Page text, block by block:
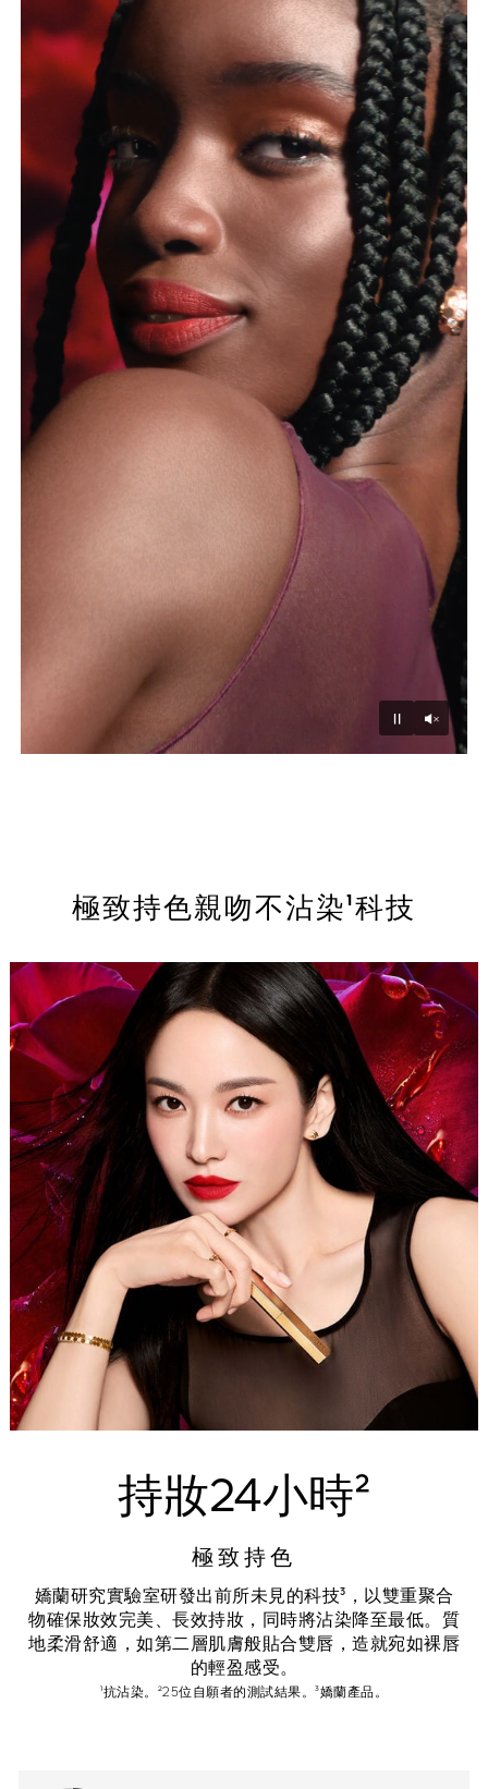
Pause
極致持色親吻不沾染¹科技
持妝24小時²
極致持色
嬌蘭研究實驗室研發出前所未見的科技³，以雙重聚合
物確保妝效完美、長效持妝，同時將沾染降至最低。質
地柔滑舒適，如第二層肌膚般貼合雙唇，造就宛如裸唇
的輕盈感受。
¹抗沾染。²25位自願者的測試結果。³嬌蘭產品。